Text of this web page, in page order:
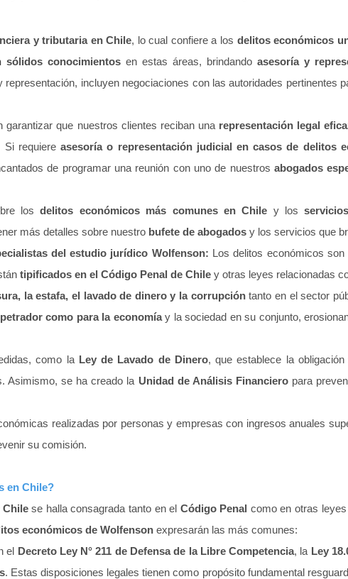
y tributaria en Chile, lo cual confiere a los delitos económicos
sólidos conocimientos en estas áreas, brindando asesoría y
incluyen negociaciones con las autoridades pertinentes
garantizar que nuestros clientes reciban una representación legal
Si requiereasesoría o representación judicial en casos de delitos
de programar una reunión con uno de nuestrosabogados
losdelitos económicos más comunes en Chile y los
más detalles sobre nuestro bufete de abogados y los servicios que
del estudio jurídico Wolfenson: Los delitos económicos son
tipificados en el Código Penal de Chile y otras leyes relacionadas
la estafa, el lavado de dinero y la corrupcióntanto en el sector
como para la economíay la sociedad en su conjunto,
como la Ley de Lavado de Dinero, que establece la
Asimismo, se ha creado la Unidad de Análisis Financieropara
realizadas por personas y empresas con ingresos anuales
su comisión.
en Chile?
Chilese halla consagrada tanto en el Código Penal como en otras
económicos de Wolfenson expresarán las más comunes:
el Decreto Ley N° 211 de Defensa de la Libre Competencia, la Ley
. Estas disposiciones legales tienen como propósito fundamental